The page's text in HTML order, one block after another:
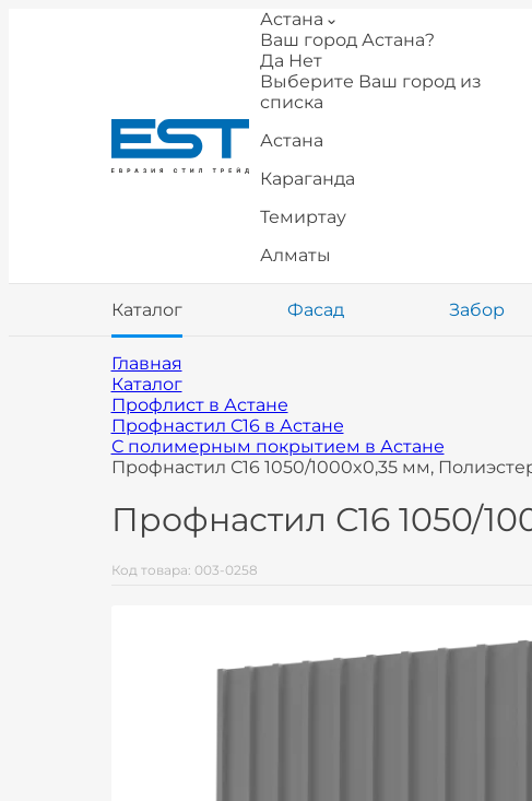
Астана
Ваш город Астана?
Да Нет
Выберите Ваш город из
списка
Астана
Караганда
Темиртау
Алматы
Каталог Фасад Забор
Главная
Каталог
Профлист в Астане
Профнастил С16 в Астане
С полимерным покрытием в Астане
Профнастил С16 1050/1000x0,35 мм,
Профнастил С16 1050/
Код товара: 003-0258